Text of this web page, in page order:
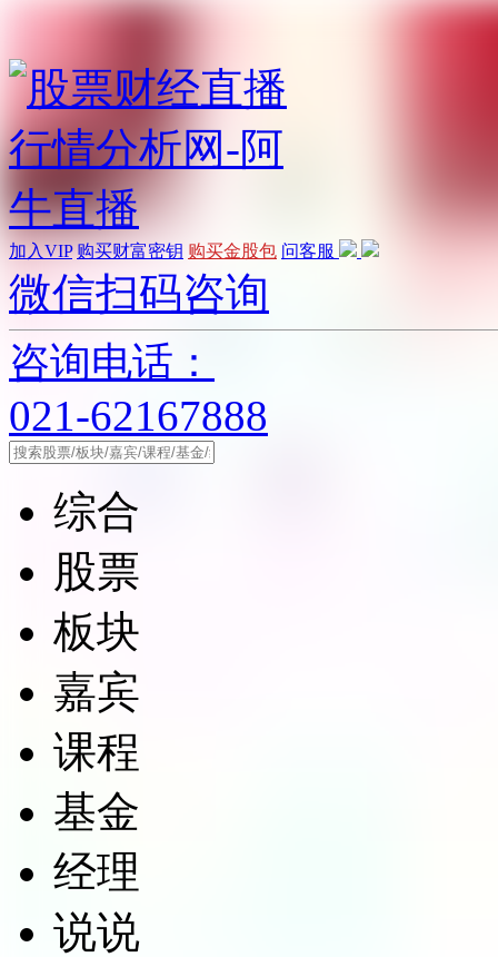
加入VIP 购买财富密钥 购买金股包 问客服
微信扫码咨询
咨询电话：
021-62167888
综合
股票
板块
嘉宾
课程
基金
经理
说说